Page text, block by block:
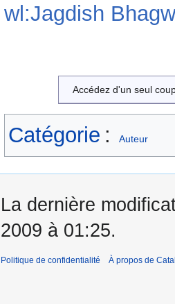
wl:Jagdish
Accédez d'un seul
Catégorie : Auteur
La dernière
2009 à 01:25.
Politique de confidentialité À propos de